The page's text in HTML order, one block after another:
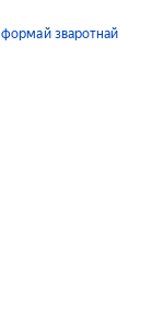
формай зваротнай